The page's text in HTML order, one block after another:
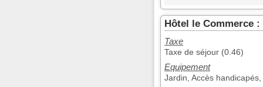
Hôtel le Commerce
Taxe
Taxe de séjour (0.46)
Equipement
Jardin, Accès